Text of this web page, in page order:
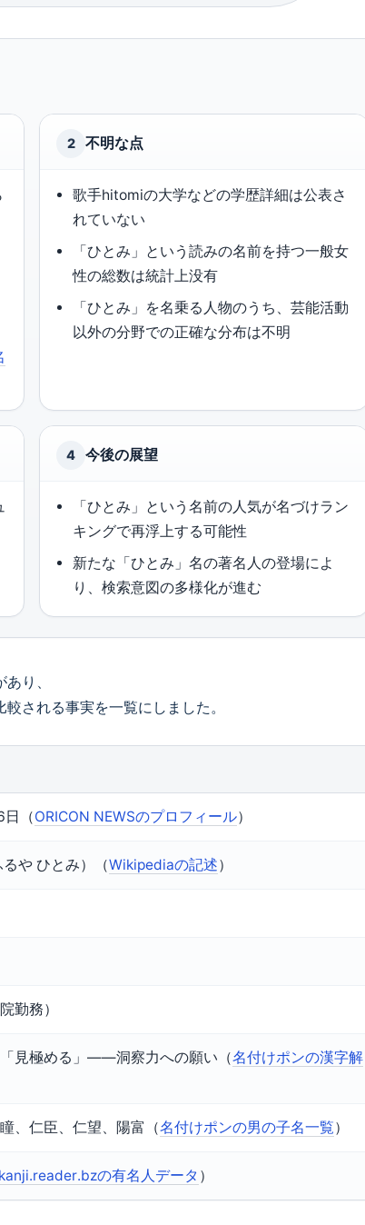
2 不明な点
歌手hitomiの大学などの学歴詳細は公表さ
れていない
「ひとみ」という読みの名前を持つ一般女
性の総数は統計上没有
「ひとみ」を名乗る人物のうち、芸能活動
以外の分野での正確な分布は不明
4 今後の展望
「ひとみ」という名前の人気が名づけラン
キングで再浮上する可能性
新たな「ひとみ」名の著名人の登場によ
り、検索意図の多様化が進む
り、
される事実を一覧にしました。
（ORICON NEWSのプロフィール）
や ひとみ）（Wikipediaの記述）
勤務）
「見極める」——洞察力への願い（名付けポンの漢字解
、仁臣、仁望、陽富（名付けポンの男の子名一覧）
kanji.reader.bzの有名人データ ）